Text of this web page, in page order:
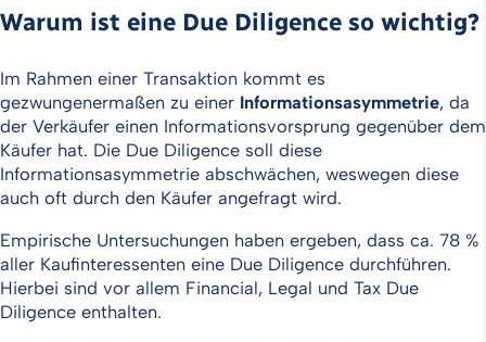
Warum ist eine Due Diligence so wichtig?
Im Rahmen einer Transaktion kommt es
gezwungenermaßen zu einer Informationsasymmetrie, da
der Verkäufer einen Informationsvorsprung gegenüber dem
Käufer hat. Die Due Diligence soll diese
Informationsasymmetrie abschwächen, weswegen diese
auch oft durch den Käufer angefragt wird.
Empirische Untersuchungen haben ergeben, dass ca. 78 %
aller Kaufinteressenten eine Due Diligence durchführen.
Hierbei sind vor allem Financial, Legal und Tax Due
Diligence enthalten.